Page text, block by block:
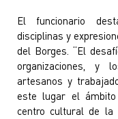
El funcionario
disciplinas y
del Borges. “El
organizaciones, y
artesanos y
este lugar el ámbito
centro cultural de la